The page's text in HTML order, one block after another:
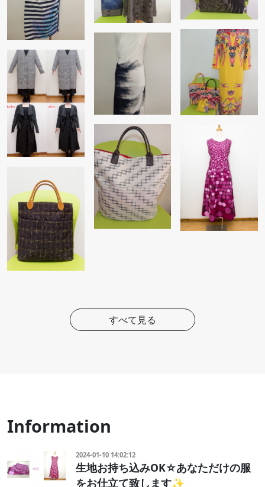
すべて見る
Information
2024-01-10 14:02:12
生地お持ち込みOK☆あなただけの服
をお仕立て致します✨